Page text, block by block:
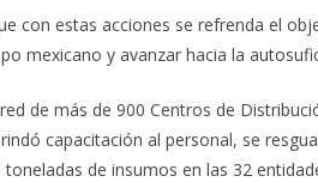
con estas acciones se refrenda el
mexicano y avanzar hacia la
de más de 900 Centros de
capacitación al personal, se
de insumos en las 32